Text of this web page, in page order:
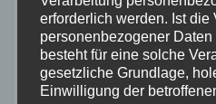
Plattform für Kartfahrer
Fähigkeiten zu zeigen
den Motorsport zu teilen.
Zusammenarbeit dieser
erforderlich werden. Ist die
personenbezogener Daten
besteht für eine solche
gesetzliche Grundlage,
Einwilligung der